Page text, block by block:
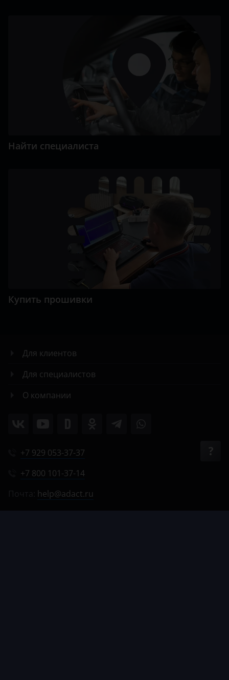
Найти специалиста
Купить прошивки
Для клиентов
Для специалистов
О компании
+7 929 053-37-37
+7 800 101-37-14
help@adact.ru